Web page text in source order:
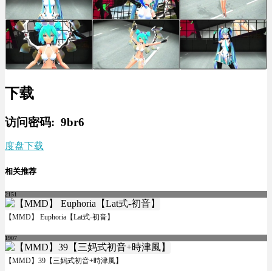
下载
访问密码: 9br6
度盘下载
相关推荐
2151
【MMD】 Euphoria【Lat式-初音】
1907
【MMD】39【三妈式初音+時津風】